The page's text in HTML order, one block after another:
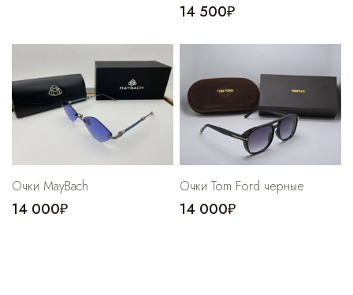
14 500₽
Очки MayBach
14 000₽
Очки Tom Ford черные
14 000₽